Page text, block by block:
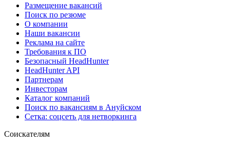
Размещение вакансий
Поиск по резюме
О компании
Наши вакансии
Реклама на сайте
Требования к ПО
Безопасный HeadHunter
HeadHunter API
Партнерам
Инвесторам
Каталог компаний
Поиск по вакансиям в Ануйском
Сетка: соцсеть для нетворкинга
Соискателям